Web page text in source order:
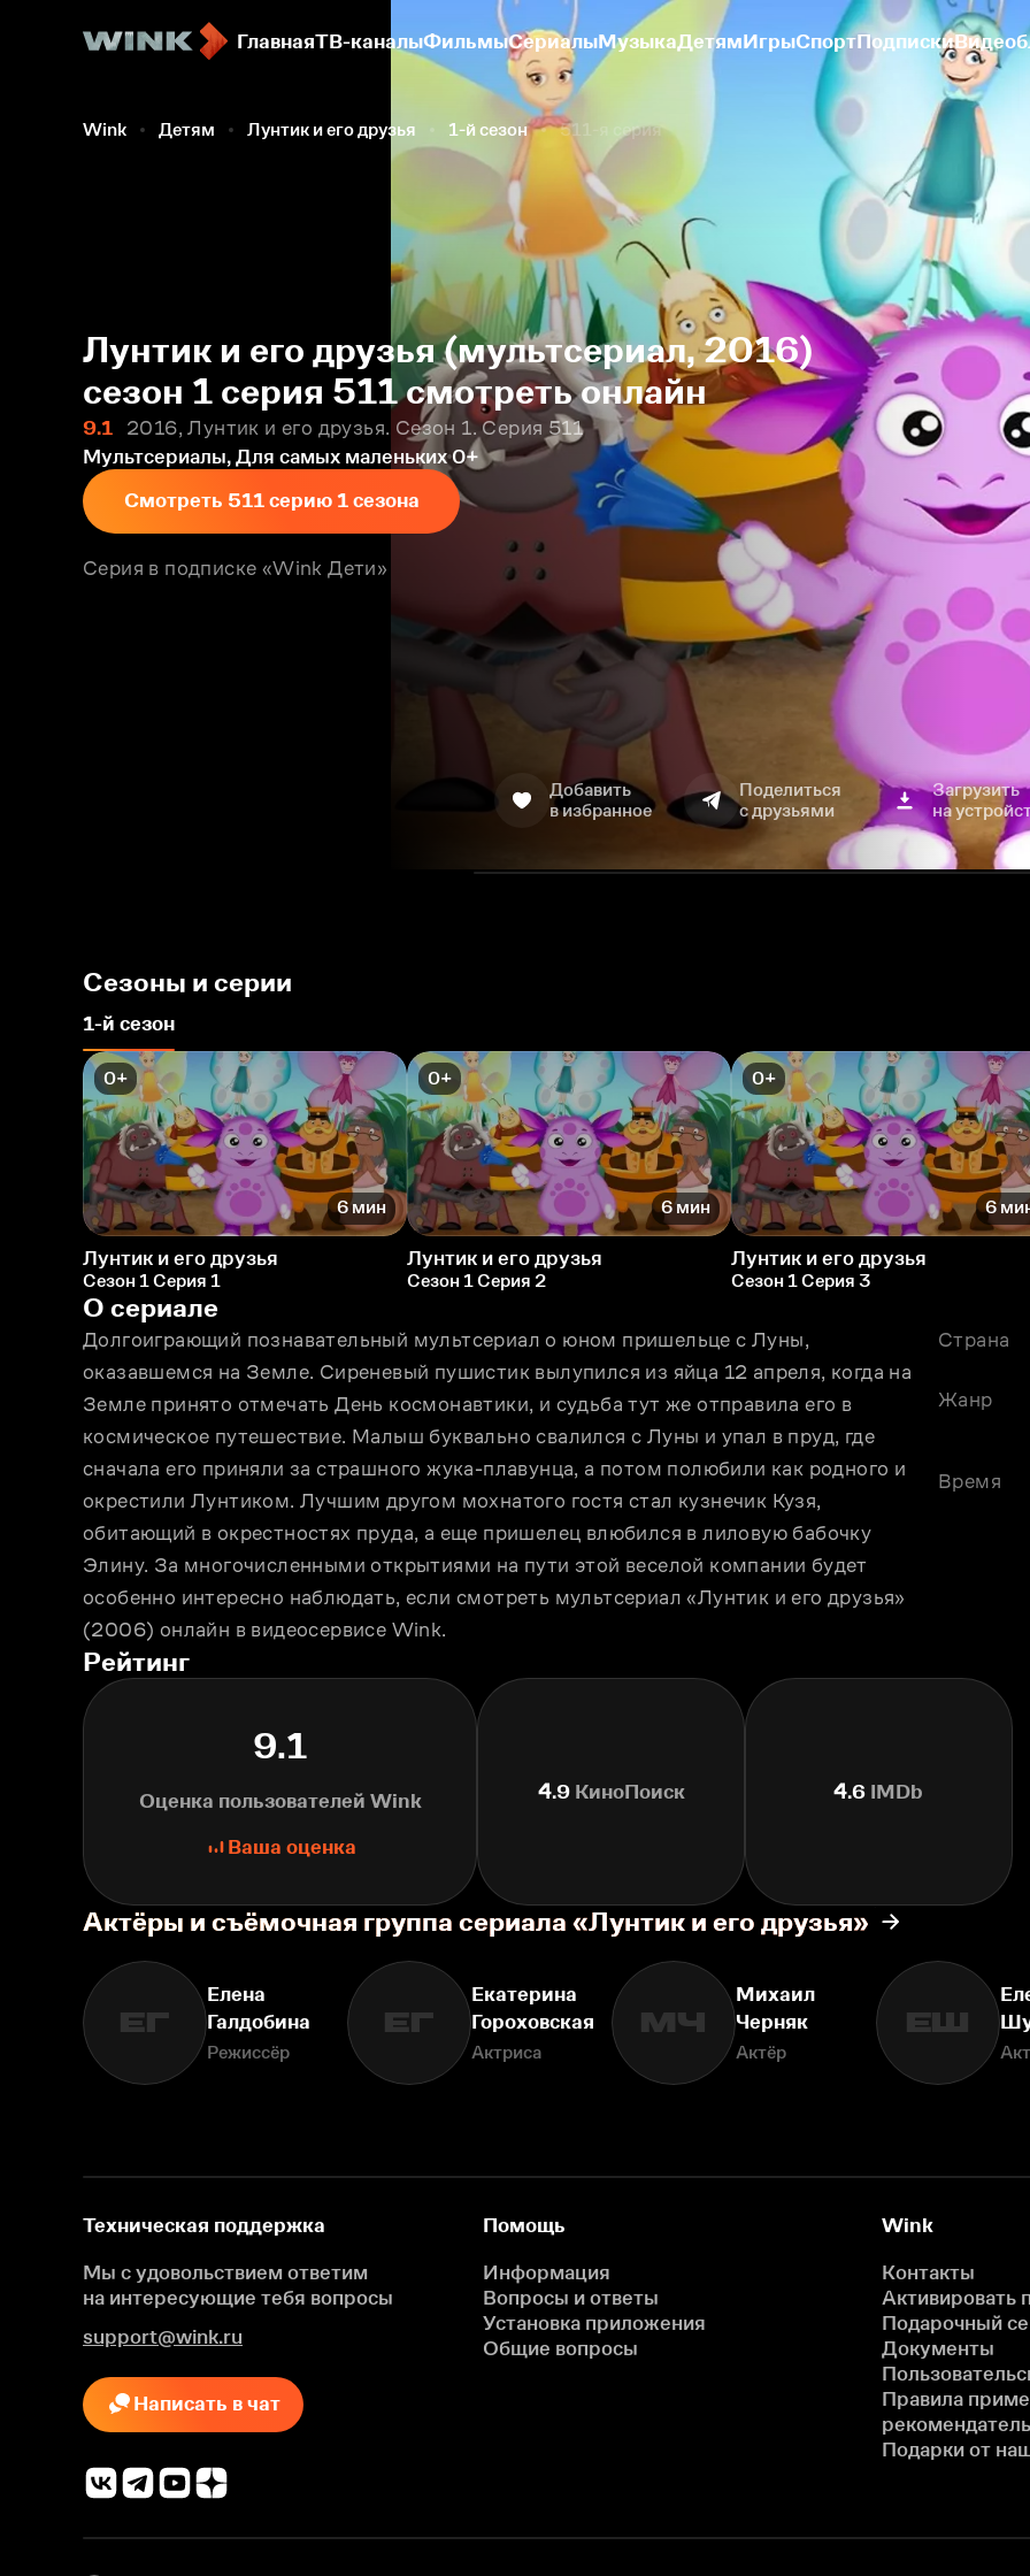
ГлавнаяТВ-каналыФильмыСериалыМузыкаДетямИгрыСпортПодписки
Wink Детям Лунтик и его друзья 1-й сезон 511-я серия
Лунтик и его друзья (мультсериал, 2016)
сезон 1 серия 511 смотреть онлайн
9.1
2016, Лунтик и его друзья. Сезон 1. Серия 511
Мультсериалы, Для самых маленьких 0+
Смотреть 511 серию 1 сезона
Серия в подписке «Wink Дети»
Добавить
в избранное
Поделиться
с друзьями
Загрузить
на
Сезоны и серии
1-й сезон
0+
6 мин
Лунтик и его друзья
Сезон 1 Серия 1
0+
6 мин
Лунтик и его друзья
Сезон 1 Серия 2
0+
6
Лунтик и его друзья
Сезон 1 Серия 3
О сериале
Долгоиграющий познавательный мультсериал о юном пришельце с Луны,
оказавшемся на Земле. Сиреневый пушистик вылупился из яйца 12 апреля, когда на
Земле принято отмечать День космонавтики, и судьба тут же отправила его в
космическое путешествие. Малыш буквально свалился с Луны и упал в пруд, где
сначала его приняли за страшного жука-плавунца, а потом полюбили как родного и
окрестили Лунтиком. Лучшим другом мохнатого гостя стал кузнечик Кузя,
обитающий в окрестностях пруда, а еще пришелец влюбился в лиловую бабочку
Элину. За многочисленными открытиями на пути этой веселой компании будет
особенно интересно наблюдать, если смотреть мультсериал «Лунтик и его друзья»
(2006) онлайн в видеосервисе Wink.
Страна
Жанр
Время
Рейтинг
9.1
Оценка пользователей Wink
Ваша оценка
4.9КиноПоиск 4.6 IMDb
Актёры и съёмочная группа сериала «Лунтик и его друзья»
ЕГ
Елена
Галдобина
Режиссёр
ЕГ
Екатерина
Гороховская
Актриса
МЧ
Михаил
Черняк
Актёр
ЕШ
Техническая поддержка
Мы с удовольствием ответим
на интересующие тебя вопросы
support@wink.ru
Написать в чат
Помощь
Информация
Вопросы и ответы
Установка приложения
Общие вопросы
Wink
Контакты
Активировать
Подарочный
Документы
Правила
Подарки от